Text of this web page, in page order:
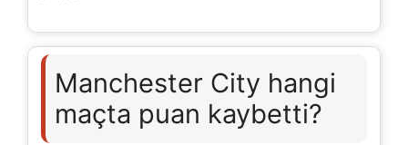
Manchester City hangi
maçta puan kaybetti?